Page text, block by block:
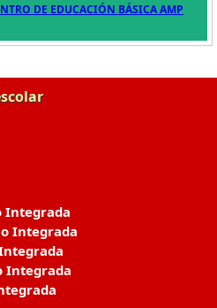
DE EDUCACIÓN BÁSICA AMP
Integrada
Integrada
Integrada